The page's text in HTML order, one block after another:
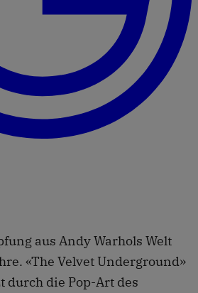
aus Andy Warhols Welt
«The Velvet Underground»
durch die Pop-Art des